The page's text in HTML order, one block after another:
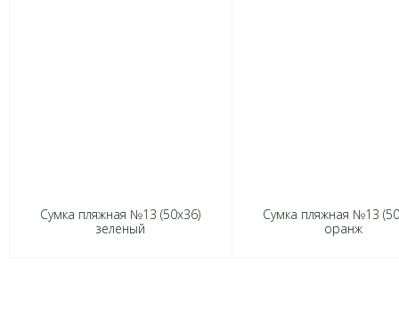
Сумка пляжная №13 (50х36)
зеленый
Сумка пляжная №13
оранж